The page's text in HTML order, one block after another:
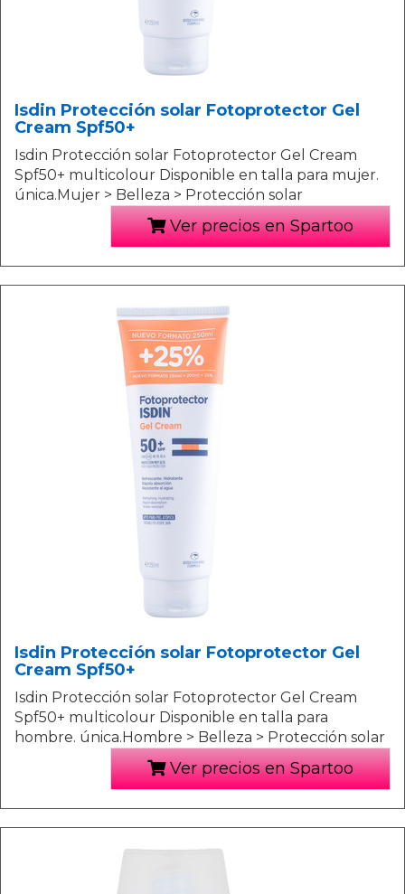
Isdin Protección solar Fotoprotector Gel
Cream Spf50+
Isdin Protección solar Fotoprotector Gel Cream
Spf50+ multicolour Disponible en talla para mujer.
única.Mujer > Belleza > Protección solar
Ver precios en Spartoo
Isdin Protección solar Fotoprotector Gel
Cream Spf50+
Isdin Protección solar Fotoprotector Gel Cream
Spf50+ multicolour Disponible en talla para
hombre. única.Hombre > Belleza > Protección solar
Ver precios en Spartoo